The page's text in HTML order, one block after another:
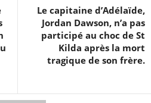
Le capitaine d’Adélaïde,
Jordan Dawson, n’a pas
participé au choc de St
Kilda après la mort
tragique de son frère.